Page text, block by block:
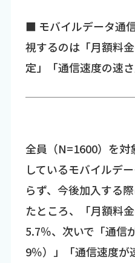
■ モバイルデータ通
視するのは「月額料
定」「通信速度の速さ
全員（N=1600）を対
しているモバイルデ
らず、今後加入する
たところ、「月額料
5.7％、次いで「通信
9％）」「通信速度が